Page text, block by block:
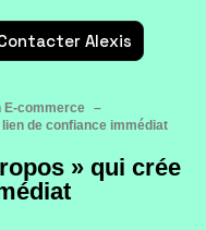
Alexis
E-commerce
de confiance immédiat
» qui crée